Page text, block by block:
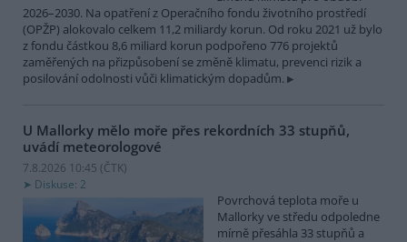
2026–2030. Na opatření z Operačního fondu životního prostředí
(OPŽP) alokovalo celkem 11,2 miliardy korun. Od roku 2021 už bylo
z fondu částkou 8,6 miliard korun podpořeno 776 projektů
zaměřených na přizpůsobení se změně klimatu, prevenci rizik a
posilování odolnosti vůči klimatickým dopadům.
U Mallorky mělo moře přes rekordních 33 stupňů,
uvádí meteorologové
7.8.2026 10:45 (ČTK)
Diskuse: 2
Povrchová teplota moře u
Mallorky ve středu odpoledne
mírně přesáhla 33 stupňů a